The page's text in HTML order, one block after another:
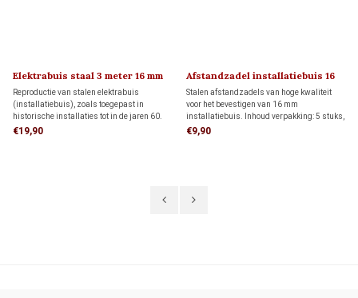
Elektrabuis staal 3 meter 16 mm
Reproductie van stalen elektrabuis
(installatiebuis), zoals toegepast in
historische installaties tot in de jaren 60.
De metalen buis heeft een druksterkte van
€19,90
Afstandzadel installatiebuis 16
mm
Stalen afstandzadels van hoge kwaliteit
voor het bevestigen van 16 mm
installatiebuis. Inhoud verpakking: 5 stuks,
dit is voldoende voor 3 meter
€9,90